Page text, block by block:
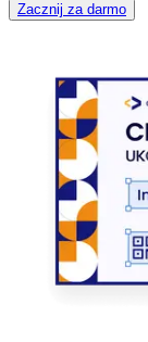
Zacznij za darmo